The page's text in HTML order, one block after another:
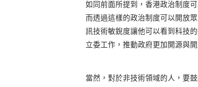
如同前面所提到，香港政治制度
而透過這樣的政治制度可以開放
訊技術敏銳度讓他可以看到科技
立委工作，推動政府更加開源與
當然，對於非技術領域的人，要